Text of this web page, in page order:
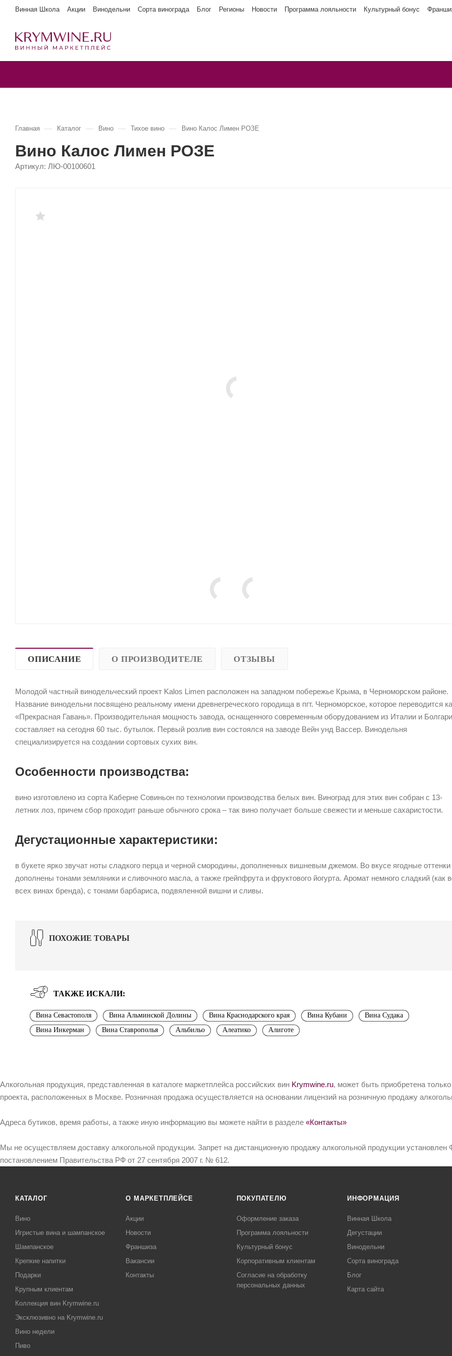
Винная Школа Акции Винодельни Сорта винограда Блог Регионы Новости Программа лояльности Культурный бонус
Главная — Каталог — Вино — Тихое вино — Вино Калос Лимен РОЗЕ
Вино Калос Лимен РОЗЕ
Артикул: ЛЮ-00100601
ОПИСАНИЕ О ПРОИЗВОДИТЕЛЕ ОТЗЫВЫ
Молодой частный винодельческий проект Kalos Limen расположен на западном побережье Крыма, в Черноморском районе.
Название винодельни посвящено реальному имени древнегреческого городища в пгт. Черноморское, которое переводится
«Прекрасная Гавань». Производительная мощность завода, оснащенного современным оборудованием из Италии и
составляет на сегодня 60 тыс. бутылок. Первый розлив вин состоялся на заводе Вейн унд Вассер. Винодельня
специализируется на создании сортовых сухих вин.
Особенности производства:
вино изготовлено из сорта Каберне Совиньон по технологии производства белых вин. Виноград для этих вин собран с 13-
летних лоз, причем сбор проходит раньше обычного срока – так вино получает больше свежести и меньше сахаристости.
Дегустационные характеристики:
в букете ярко звучат ноты сладкого перца и черной смородины, дополненных вишневым джемом. Во вкусе ягодные оттенки
дополнены тонами земляники и сливочного масла, а также грейпфрута и фруктового йогурта. Аромат немного сладкий (как
всех винах бренда), с тонами барбариса, подвяленной вишни и сливы.
ПОХОЖИЕ ТОВАРЫ
ТАКЖЕ ИСКАЛИ:
Вина Севастополя Вина Альминской Долины Вина Краснодарского края Вина Кубани
Вина Судака
Вина Инкерман
Вина Ставрополья Альбильо Алеатико Алиготе
Алкогольная продукция, представленная в каталоге маркетплейса российских вин Krymwine.ru, может быть приобретена
проекта, расположенных в Москве. Розничная продажа осуществляется на основании лицензий на розничную продажу
Адреса бутиков, время работы, а также иную информацию вы можете найти в разделе «Контакты»
Мы не осуществляем доставку алкогольной продукции. Запрет на дистанционную продажу алкогольной продукции
постановлением Правительства РФ от 27 сентября 2007 г. № 612.
КАТАЛОГ
Вино
Игристые вина и шампанское
Шампанское
Крепкие напитки
Подарки
Крупным клиентам
Коллекция вин Krymwine.ru
Эксклюзивно на Krymwine.ru
Вино недели
Пиво
О МАРКЕТПЛЕЙСЕ
Акции
Новости
Франшиза
Вакансии
Контакты
ПОКУПАТЕЛЮ
Оформление заказа
Программа лояльности
Культурный бонус
Корпоративным клиентам
Согласие на обработку
персональных данных
ИНФОРМАЦИЯ
Винная Школа
Дегустации
Винодельни
Сорта винограда
Блог
Карта сайта